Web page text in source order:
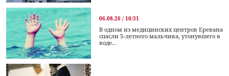
06.08.26 / 10:31
В одном из медицинских центров Еревана
спасли 5-летнего мальчика, утонувшего в
воде...